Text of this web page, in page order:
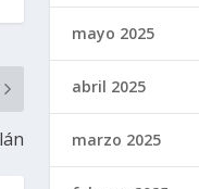
mayo 2025
abril 2025
marzo 2025